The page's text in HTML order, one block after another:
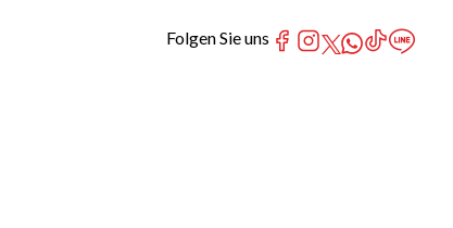
Folgen Sie uns